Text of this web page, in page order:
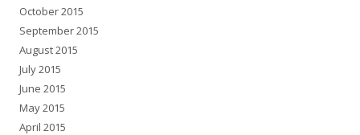
October 2015
September 2015
August 2015
July 2015
June 2015
May 2015
April 2015